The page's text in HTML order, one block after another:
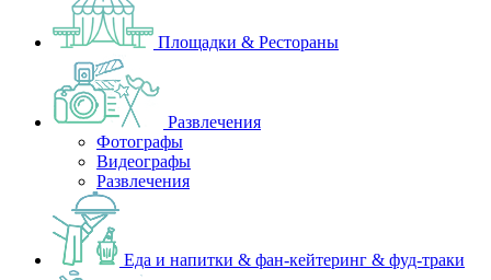
Площадки & Рестораны
Развлечения
Фотографы
Видеографы
Развлечения
Еда и напитки & фан-кейтеринг & фуд-траки